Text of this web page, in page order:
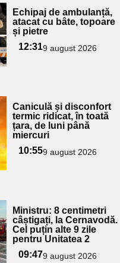
Echipaj de ambulanță,
atacat cu bâte, topoare
și pietre
12:319 august 2026
Caniculă și disconfort
termic ridicat, în toată
țara, de luni până
miercuri
10:559 august 2026
Ministru: 8 centimetri
câștigați, la Cernavodă.
Cel puțin alte 9 zile
pentru Unitatea 2
09:479 august 2026